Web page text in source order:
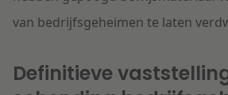
van bedrijfsgeheimen te laten
Definitieve